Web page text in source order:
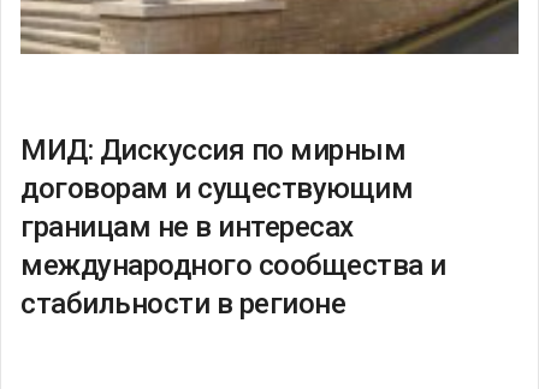
МИД: Дискуссия по мирным
договорам и существующим
границам не в интересах
международного сообщества и
стабильности в регионе